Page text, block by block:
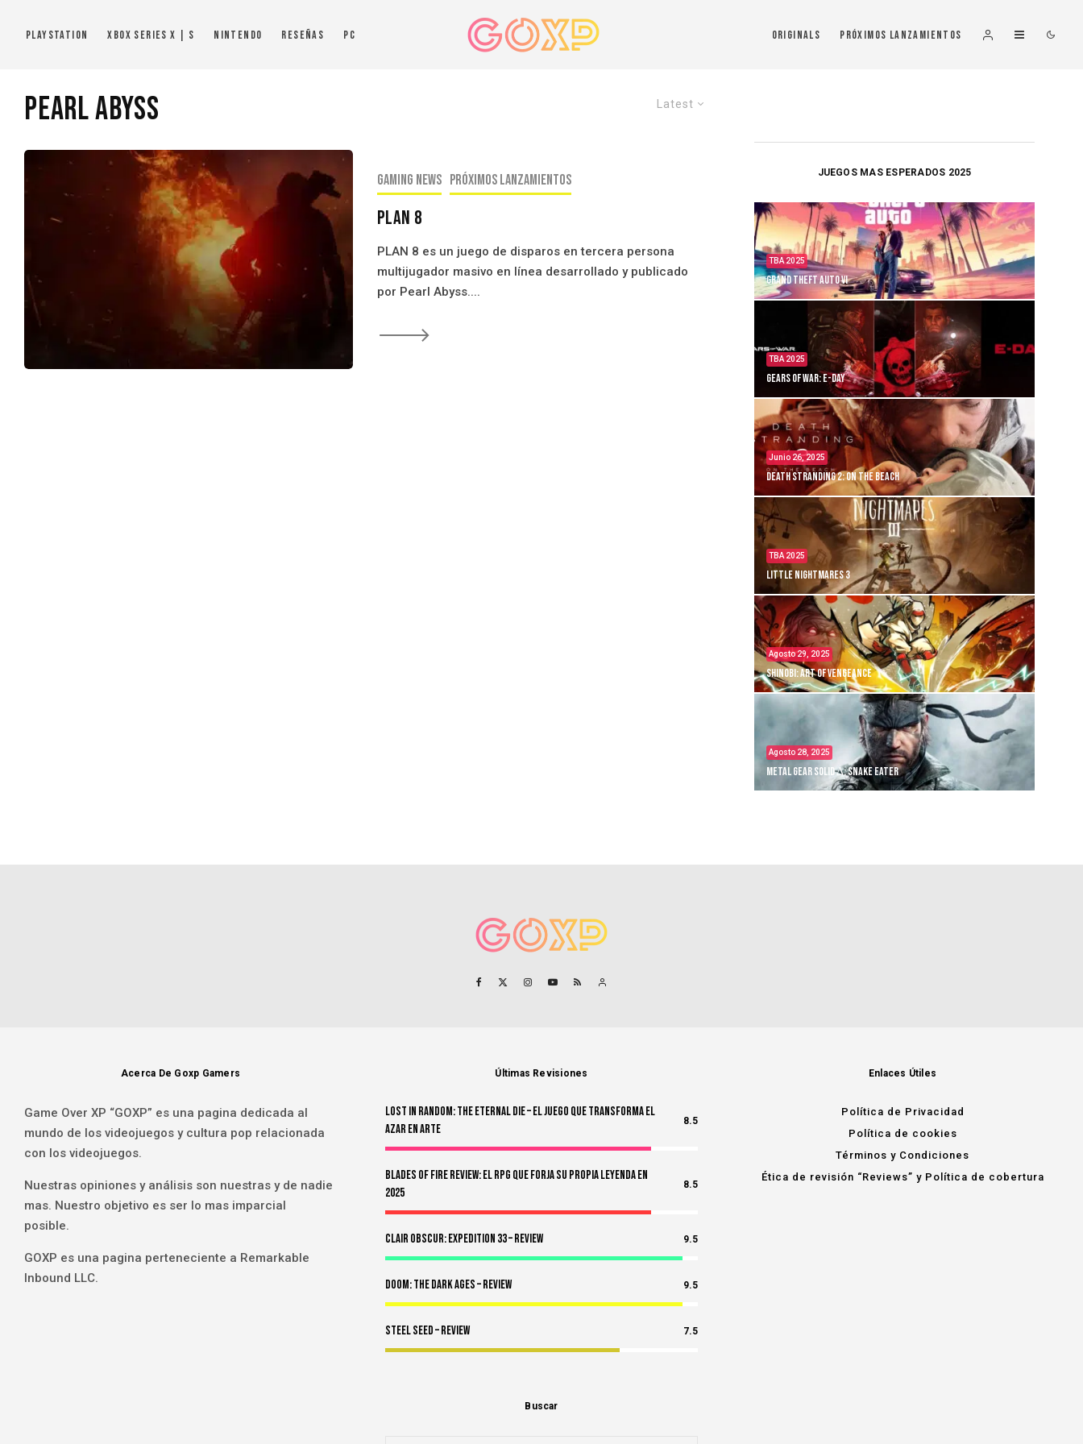
PlayStation Xbox Series X | S Nintendo Reseñas PC Originals Próximos Lanzamientos
Latest
Pearl Abyss
Gaming news Próximos Lanzamientos
Plan 8
PLAN 8 es un juego de disparos en tercera persona
multijugador masivo en línea desarrollado y publicado
por Pearl Abyss....
🡒
JUEGOS MAS ESPERADOS 2025
TBA 2025
Grand Theft Auto VI
TBA 2025
Gears of War: E-Day
Junio 26, 2025
Death Stranding 2: On the Beach
TBA 2025
Little Nightmares 3
Agosto 29, 2025
Shinobi: Art of Vengeance
Agosto 28, 2025
Metal Gear Solid Δ: Snake Eater
Acerca De Goxp Gamers
Game Over XP “GOXP” es una pagina dedicada al
mundo de los videojuegos y cultura pop relacionada
con los videojuegos.
Nuestras opiniones y análisis son nuestras y de nadie
mas. Nuestro objetivo es ser lo mas imparcial
posible.
GOXP es una pagina perteneciente a Remarkable
Inbound LLC.
Últimas Revisiones
Lost in Random: The Eternal Die – El Juego Que Transforma el
Azar en Arte
8.5
Blades of Fire Review: El RPG Que Forja Su Propia Leyenda en
2025
8.5
Clair Obscur: Expedition 33 – Review 9.5
Doom: The Dark Ages – Review 9.5
Steel Seed – Review 7.5
Buscar
Enlaces Útiles
Política de Privacidad
Política de cookies
Términos y Condiciones
Ética de revisión “Reviews” y Política de cobertura